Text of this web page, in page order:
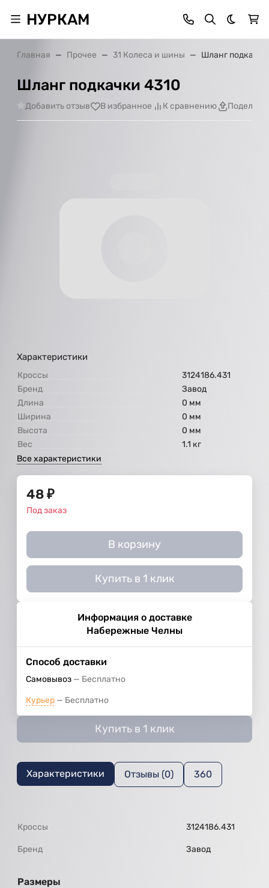
НУРКАМ Темная
Главная Прочее 31 Колеса и шины Шланг
Шланг подкачки 4310
Добавить отзыв В избранное К сравнению
Характеристики
Кроссы
3124186.431
Бренд
Завод
Длина
0 мм
Ширина
0 мм
Высота
0 мм
Вес
1.1 кг
Все характеристики
48 ₽
Под заказ
В корзину
Купить в 1 клик
Информация о доставке
Набережные Челны
Способ доставки
Самовывоз Бесплатно
Курьер Бесплатно
Купить в 1 клик
Характеристики Отзывы (0) 360
Кроссы 3124186.431
Бренд Завод
Размеры